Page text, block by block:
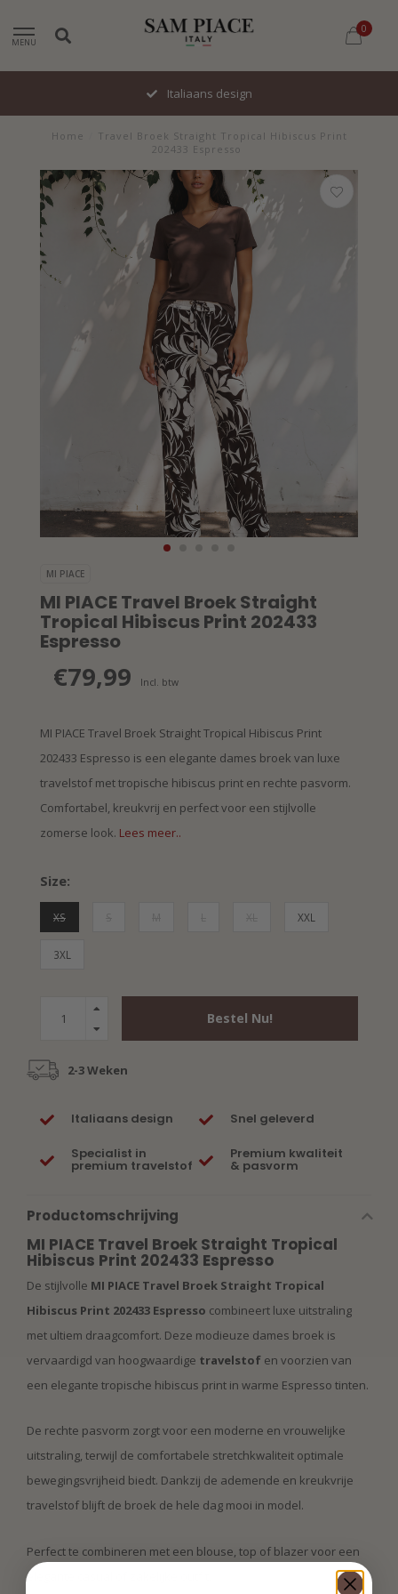
MENU
0
Italiaans design
Home
Travel Broek Straight Tropical Hibiscus Print
202433 Espresso
MI PIACE
MI PIACE Travel Broek Straight
Tropical Hibiscus Print 202433
Espresso
€79,99 Incl. btw
MI PIACE Travel Broek Straight Tropical Hibiscus Print
202433 Espresso is een elegante dames broek van luxe
travelstof met tropische hibiscus print en rechte pasvorm.
Comfortabel, kreukvrij en perfect voor een stijlvolle
zomerse look. Lees meer..
Size:
XS XXL
3XL
Bestel Nu!
2-3 Weken
Italiaans design Snel geleverd
Specialist in
premium travelstof
Premium kwaliteit
& pasvorm
Productomschrijving
MI PIACE Travel Broek Straight Tropical
Hibiscus Print 202433 Espresso
De stijlvolle MI PIACE Travel Broek Straight Tropical
Hibiscus Print 202433 Espresso combineert luxe uitstraling
met ultiem draagcomfort. Deze modieuze dames broek is
vervaardigd van hoogwaardige travelstof en voorzien van
een elegante tropische hibiscus print in warme Espresso tinten.
De rechte pasvorm zorgt voor een moderne en vrouwelijke
uitstraling, terwijl de comfortabele stretchkwaliteit optimale
bewegingsvrijheid biedt. Dankzij de ademende en kreukvrije
travelstof blijft de broek de hele dag mooi in model.
Perfect te combineren met een blouse, top of blazer voor een
elegante casual of zakelijke outfit.